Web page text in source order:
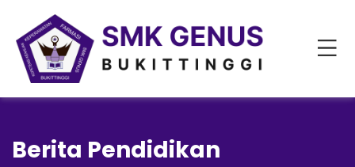
Berita Pendidikan